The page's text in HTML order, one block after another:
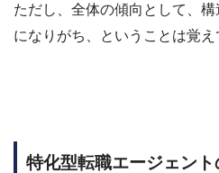
ただし、全体の傾向として、構
になりがち、ということは覚え
特化型転職エージェント